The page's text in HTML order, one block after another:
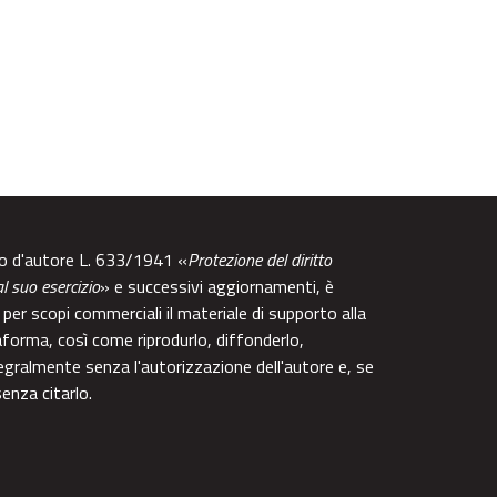
d'autore L. 633/1941 «Protezione del diritto
suo esercizio» e successivi aggiornamenti, è
scopi commerciali il materiale di supporto alla
così come riprodurlo, diffonderlo,
senza l'autorizzazione dell'autore e, se
citarlo.